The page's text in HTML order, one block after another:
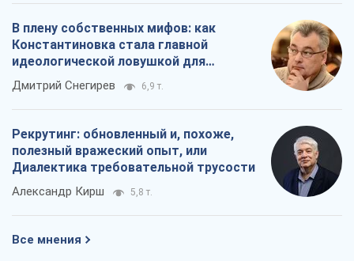
В плену собственных мифов: как
Константиновка стала главной
идеологической ловушкой для
российских оккупантов
Дмитрий Снегирев 6,9 т.
Рекрутинг: обновленный и, похоже,
полезный вражеский опыт, или
Диалектика требовательной трусости
Александр Кирш 5,8 т.
Все мнения